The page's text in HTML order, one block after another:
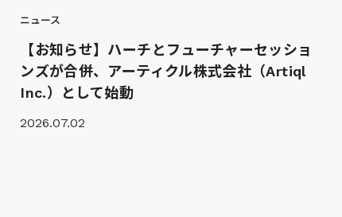
ニュース
【お知らせ】ハーチとフューチャーセッショ
ンズが合併、アーティクル株式会社（Artiql
Inc.）として始動
2026.07.02